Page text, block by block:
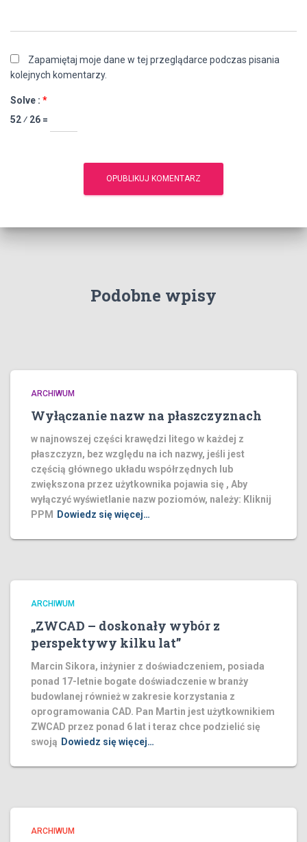
Zapamiętaj moje dane w tej przeglądarce podczas pisania
kolejnych komentarzy.
Solve : *
52 ⁄ 26 =
Podobne wpisy
ARCHIWUM
Wyłączanie nazw na płaszczyznach
w najnowszej części krawędzi litego w każdej z
płaszczyzn, bez względu na ich nazwy, jeśli jest
częścią głównego układu współrzędnych lub
zwiększona przez użytkownika pojawia się , Aby
wyłączyć wyświetlanie nazw poziomów, należy: Kliknij
PPM
Dowiedz się więcej…
ARCHIWUM
„ZWCAD – doskonały wybór z
perspektywy kilku lat”
Marcin Sikora, inżynier z doświadczeniem, posiada
ponad 17-letnie bogate doświadczenie w branży
budowlanej również w zakresie korzystania z
oprogramowania CAD. Pan Martin jest użytkownikiem
ZWCAD przez ponad 6 lat i teraz chce podzielić się
swoją Dowiedz się więcej…
ARCHIWUM